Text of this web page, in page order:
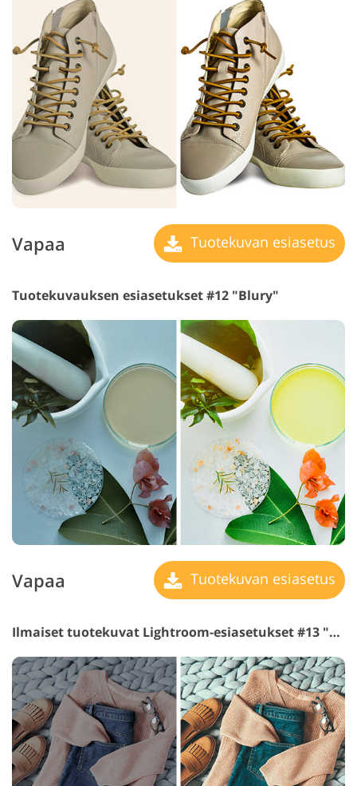
Vapaa Tuotekuvan esiasetus
Tuotekuvauksen esiasetukset #12 "Blury"
Vapaa Tuotekuvan esiasetus
Ilmaiset tuotekuvat Lightroom-esiasetukset #13 "Olive"